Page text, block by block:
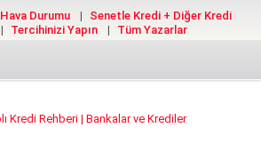
Hava Durumu
Senetle Kredi + Diğer Kredi
Tercihinizi Yapın Tüm Yazarlar